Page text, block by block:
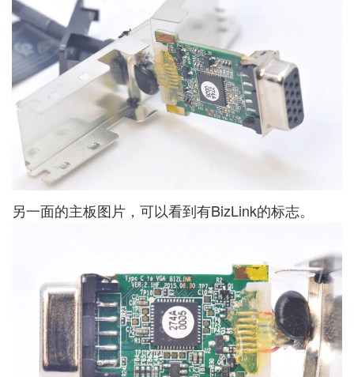
另一面的主板图片，可以看到有BizLink的标志。